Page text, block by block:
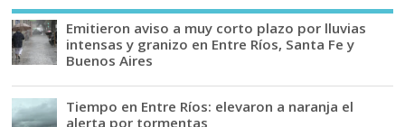
Emitieron aviso a muy corto plazo por lluvias
intensas y granizo en Entre Ríos, Santa Fe y
Buenos Aires
Tiempo en Entre Ríos: elevaron a naranja el
alerta por tormentas